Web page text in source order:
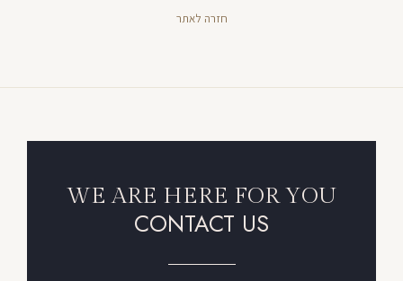
חזרה לאתר
WE ARE HERE FOR YOU
CONTACT US